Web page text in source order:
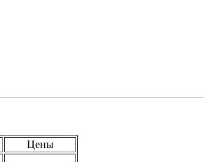
Цены